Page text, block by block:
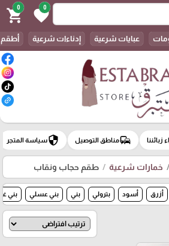
0
favorite
0
shopping_cart
عبايات شرعية إدناءات شرعية
زبائننا commuteمناطق التوصيل securityسياسة المتجر
خمارات شرعية طقم حجاب ونقاب
أزرق أسود بترولي بني بني عسلي بني